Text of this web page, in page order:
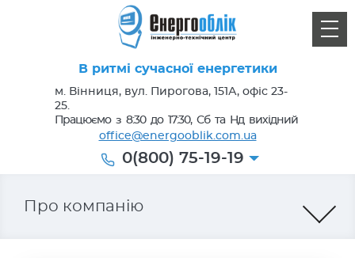
В ритмі сучасної енергетики
м. Вінниця, вул. Пирогова, 151А, офіс 23-
25.
Працюємо з 8:30 до 17:30, Сб та Нд вихідний
office@energooblik.com.ua
0(800) 75-19-19
Про компанію